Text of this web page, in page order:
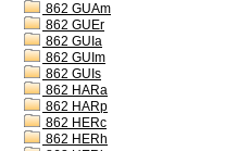
862 GUAm
862 GUEr
862 GUIa
862 GUIm
862 GUIs
862 HARa
862 HARp
862 HERc
862 HERh